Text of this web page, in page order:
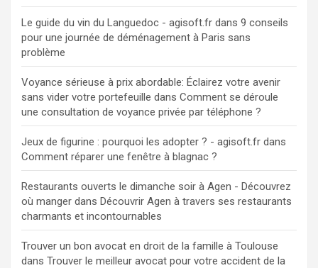
Le guide du vin du Languedoc - agisoft.fr dans 9 conseils
pour une journée de déménagement à Paris sans
problème
Voyance sérieuse à prix abordable: Éclairez votre avenir
sans vider votre portefeuille dans Comment se déroule
une consultation de voyance privée par téléphone ?
Jeux de figurine : pourquoi les adopter ? - agisoft.fr dans
Comment réparer une fenêtre à blagnac ?
Restaurants ouverts le dimanche soir à Agen - Découvrez
où manger dans Découvrir Agen à travers ses restaurants
charmants et incontournables
Trouver un bon avocat en droit de la famille à Toulouse
dans Trouver le meilleur avocat pour votre accident de la